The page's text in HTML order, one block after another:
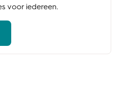
voor iedereen.